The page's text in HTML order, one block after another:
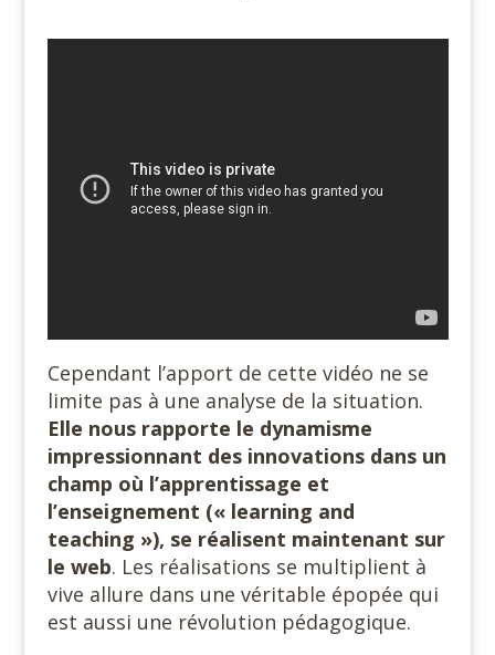
Cependant l’apport de cette vidéo ne se
limite pas à une analyse de la situation.
Elle nous rapporte le dynamisme
impressionnant des innovations dans un
champ où l’apprentissage et
l’enseignement (« learning and
teaching »), se réalisent maintenant sur
le web. Les réalisations se multiplient à
vive allure dans une véritable épopée qui
est aussi une révolution pédagogique.